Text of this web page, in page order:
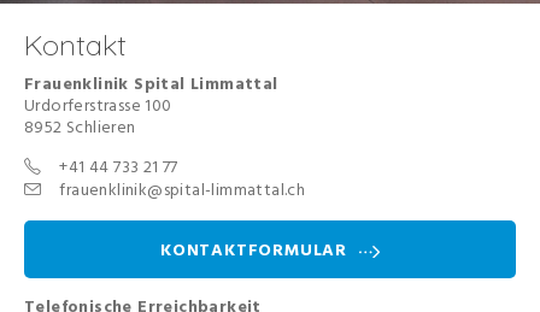
Kontakt
Frauenklinik Spital Limmattal
Urdorferstrasse 100
8952 Schlieren
+41 44 733 21 77
frauenklinik@spital-limmattal.ch
KONTAKTFORMULAR
Telefonische Erreichbarkeit